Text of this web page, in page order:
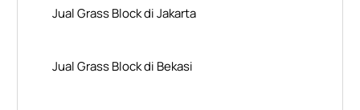
Jual Grass Block di Jakarta
Jual Grass Block di Bekasi